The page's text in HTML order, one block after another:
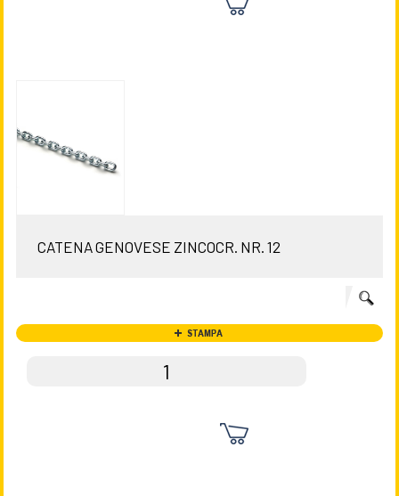
CATENA GENOVESE ZINCOCR. NR. 12